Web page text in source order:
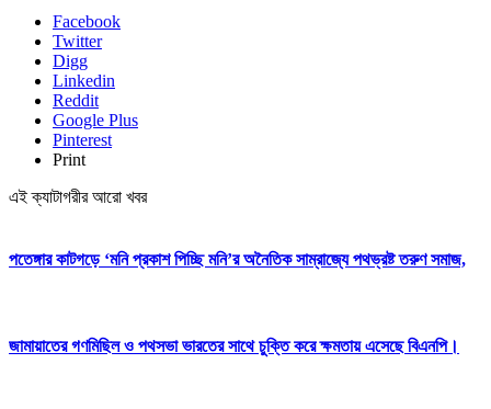
Facebook
Twitter
Digg
Linkedin
Reddit
Google Plus
Pinterest
Print
এই ক্যাটাগরীর আরো খবর
পতেঙ্গার কাটগড়ে ‘মনি প্রকাশ পিচ্ছি মনি’র অনৈতিক সাম্রাজ্যে পথভ্রষ্ট তরুণ সমাজ,
জামায়াতের গণমিছিল ও পথসভা ভারতের সাথে চুক্তি করে ক্ষমতায় এসেছে বিএনপি।